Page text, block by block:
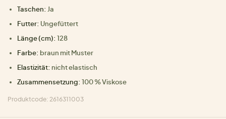
Taschen: Ja
Futter: Ungefüttert
Länge (cm): 128
Farbe: braun mit Muster
Elastizität: nicht elastisch
Zusammensetzung: 100 % Viskose
Produktcode: 2616311003